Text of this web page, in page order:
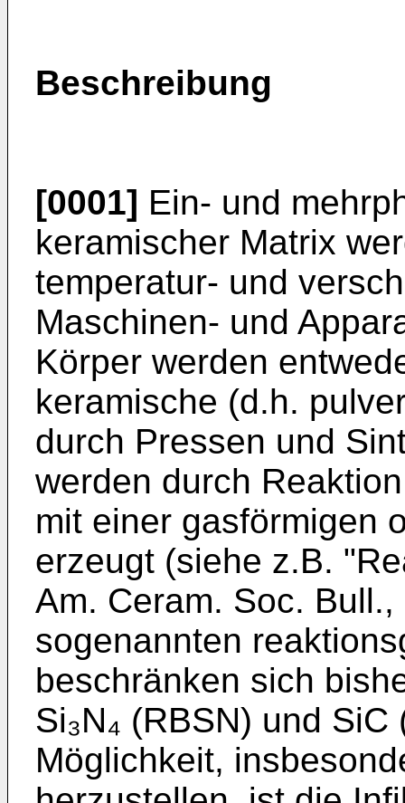
Beschreibung
[0001] Ein- und
keramischer Matrix
temperatur- und
Maschinen- und
Körper werden
keramische (d.h.
durch Pressen und
werden durch
mit einer gasförmigen
erzeugt (siehe z.B.
Am. Ceram. Soc.
sogenannten
beschränken sich
Si₃N₄ (RBSN) und
Möglichkeit,